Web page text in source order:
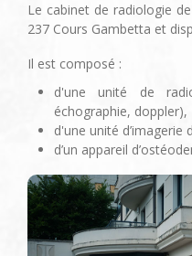
Le cabinet de radiologie
237 Cours Gambetta et
Il est composé :
d'une unité de
échographie, doppler),
d'une unité d’imagerie
d’un appareil